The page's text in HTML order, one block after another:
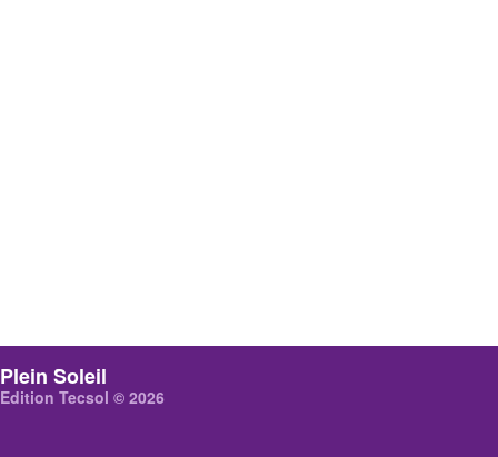
Plein Soleil
Edition Tecsol © 2026